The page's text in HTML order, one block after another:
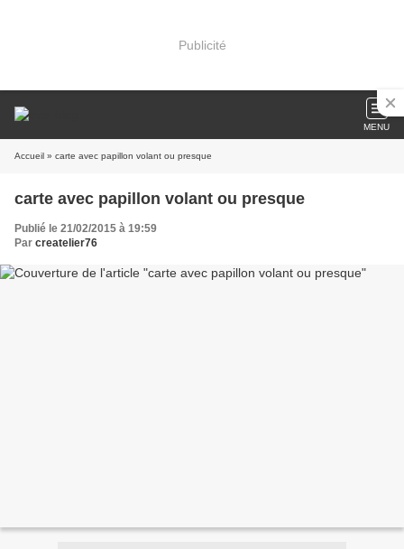
Publicité
MENU
Accueil » carte avec papillon volant ou presque
carte avec papillon volant ou presque
Publié le 21/02/2015 à 19:59
Par createlier76